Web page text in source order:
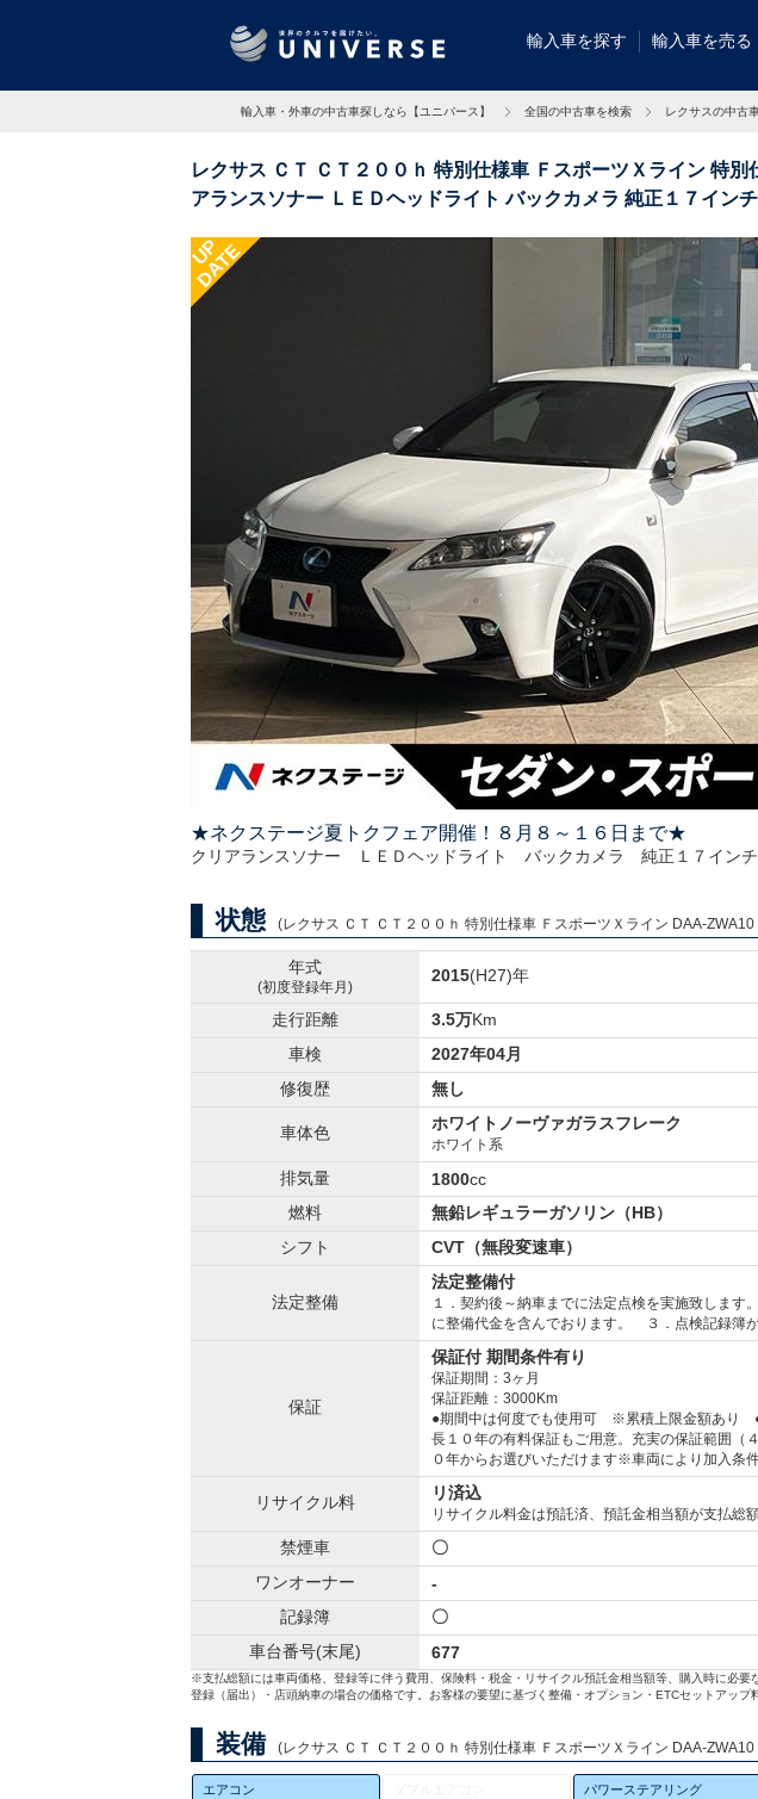
輸入車を探す 輸入車を売る
輸入車・外車の中古車探しなら【ユニバース】 全国の中古車を検索 レクサスの中古
レクサス ＣＴ ＣＴ２００ｈ 特別仕様車 ＦスポーツＸライン 特
アランスソナー ＬＥＤヘッドライト バックカメラ 純正１７イン
UP
DATE
★ネクステージ夏トクフェア開催！８月８～１６日まで★
クリアランスソナー ＬＥＤヘッドライト バックカメラ 純正１７イン
状態 (レクサス ＣＴ ＣＴ２００ｈ 特別仕様車 ＦスポーツＸライン DAA-ZWA10
年式
(初度登録年月)
2015(H27)年
走行距離 3.5万Km
車検
2027年04月
修復歴
無し
車体色 ホワイトノーヴァガラスフレーク
ホワイト系
排気量 1800cc
燃料
無鉛レギュラーガソリン（HB）
シフト
CVT（無段変速車）
法定整備
法定整備付
１．契約後～納車までに法定点検を実施致しま
に整備代金を含んでおります。 ３．点検記録簿が
保証
保証付 期間条件有り
保証期間：3ヶ月
保証距離：3000Km
●期間中は何度でも使用可 ※累積上限金額あり
長１０年の有料保証もご用意。充実の保証範囲（
０年からお選びいただけます※車両により加入条
リサイクル料 リ済込
リサイクル料金は預託済、預託金相当額が支払総
禁煙車
〇
ワンオーナー
-
記録簿
〇
車台番号(末尾)
677
※支払総額には車両価格、登録等に伴う費用、保険料・税金・リサイクル預託金相当額等、購入時に必要
登録（届出）・店頭納車の場合の価格です。お客様の要望に基づく整備・オプション・ETCセットアップ
装備 (レクサス ＣＴ ＣＴ２００ｈ 特別仕様車 ＦスポーツＸライン DAA-ZWA10
エアコン パワーステアリング